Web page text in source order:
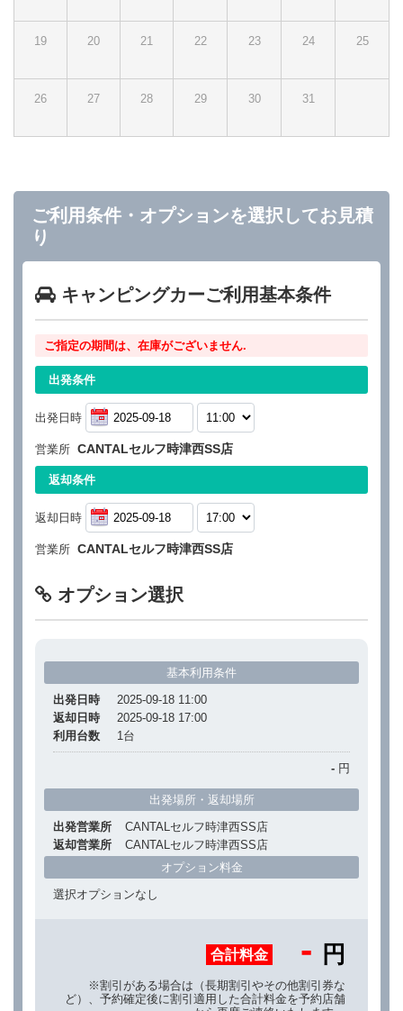
19 20 21 22 23 24 25
26 27 28 29 30 31
ご利用条件・オプションを選択してお見積
り
キャンピングカーご利用基本条件
ご指定の期間は、在庫がございません.
出発条件
出発日時
営業所 CANTALセルフ時津西SS店
返却条件
返却日時
営業所 CANTALセルフ時津西SS店
オプション選択
基本利用条件
出発日時
2025-09-18 11:00
返却日時
2025-09-18 17:00
利用台数
1台
- 円
出発場所・返却場所
出発営業所
CANTALセルフ時津西SS店
返却営業所
CANTALセルフ時津西SS店
オプション料金
選択オプションなし
合計料金 - 円
※割引がある場合は（長期割引やその他割引券な
ど）、予約確定後に割引適用した合計料金を予約店舗